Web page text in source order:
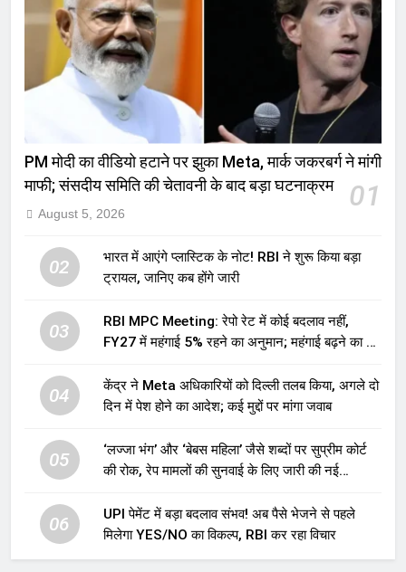
PM मोदी का वीडियो हटाने पर झुका Meta, मार्क जकरबर्ग ने मांगी
माफी; संसदीय समिति की चेतावनी के बाद बड़ा घटनाक्रम
01
August 5, 2026
02
भारत में आएंगे प्लास्टिक के नोट! RBI ने शुरू किया बड़ा
ट्रायल, जानिए कब होंगे जारी
03
RBI MPC Meeting: रेपो रेट में कोई बदलाव नहीं,
FY27 में महंगाई 5% रहने का अनुमान; महंगाई बढ़ने का भी
04
केंद्र ने Meta अधिकारियों को दिल्ली तलब किया, अगले दो
दिन में पेश होने का आदेश; कई मुद्दों पर मांगा जवाब
05
‘लज्जा भंग’ और ‘बेबस महिला’ जैसे शब्दों पर सुप्रीम कोर्ट
की रोक, रेप मामलों की सुनवाई के लिए जारी की नई
06
UPI पेमेंट में बड़ा बदलाव संभव! अब पैसे भेजने से पहले
मिलेगा YES/NO का विकल्प, RBI कर रहा विचार